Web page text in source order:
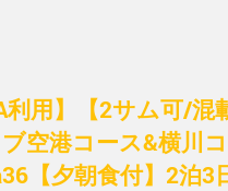
利用】【2サム可/
空港コース&横川
【夕朝食付】2泊3